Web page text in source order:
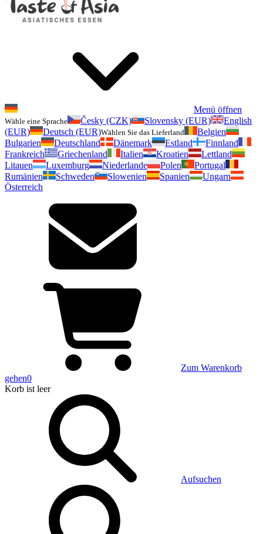
Menü öffnen
Wähle eine Sprache Česky (CZK) Slovensky (EUR)
English
(EUR)
Deutsch (EUR)Wählen Sie das Lieferland
Belgien
Bulgarien
Deutschland Dänemark Estland
Finnland
Frankreich
Griechenland Italien Kroatien
Lettland
Litauen
Luxemburg Niederlande Polen
Portugal
Rumänien
Schweden Slowenien Spanien
Ungarn
Österreich
Zum Warenkorb
gehen0
Korb ist leer
Aufsuchen